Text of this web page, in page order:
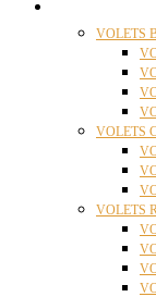
VOLETS
VOLETS
VOLETS